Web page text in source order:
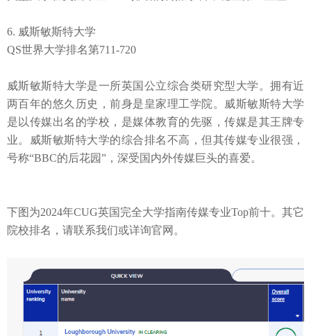
6. 威斯敏斯特大学
QS世界大学排名第711-720
威斯敏斯特大学是一所英国公立综合类研究型大学。拥有近
两百年的悠久历史，前身是皇家理工学院。威斯敏斯特大学
是以传媒出名的学校，是媒体教育的先驱，传媒是其王牌专
业。威斯敏斯特大学的综合排名不高，但其传媒专业很强，
号称“BBC的后花园”，深受国内外传媒巨头的喜爱。
下图为2024年CUG英国完全大学指南传媒专业Top前十。其它
院校排名，请联系我们或详询官网。